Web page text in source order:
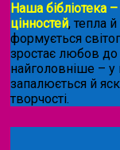
Наша бібліотека –
цінностей, тепла
формується
зростає любов до
найголовніше –
запалюється й
творчості.